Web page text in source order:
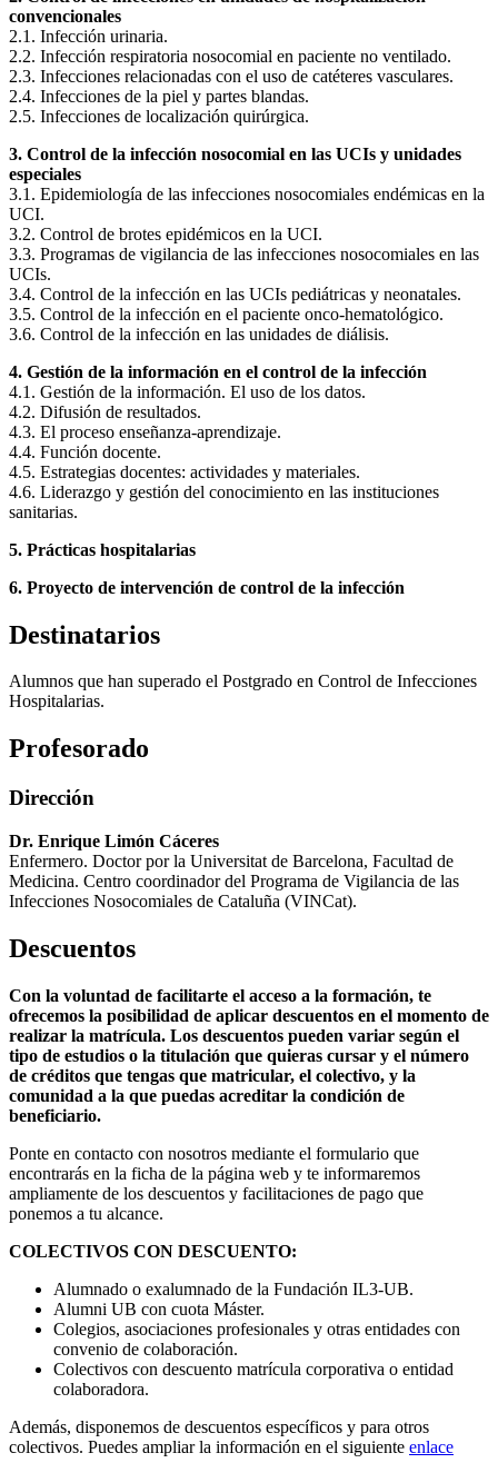
convencionales
2.1. Infección urinaria.
2.2. Infección respiratoria nosocomial en paciente no ventilado.
2.3. Infecciones relacionadas con el uso de catéteres vasculares.
2.4. Infecciones de la piel y partes blandas.
2.5. Infecciones de localización quirúrgica.
3. Control de la infección nosocomial en las UCIs y unidades
especiales
3.1. Epidemiología de las infecciones nosocomiales endémicas en la
UCI.
3.2. Control de brotes epidémicos en la UCI.
3.3. Programas de vigilancia de las infecciones nosocomiales en las
UCIs.
3.4. Control de la infección en las UCIs pediátricas y neonatales.
3.5. Control de la infección en el paciente onco-hematológico.
3.6. Control de la infección en las unidades de diálisis.
4. Gestión de la información en el control de la infección
4.1. Gestión de la información. El uso de los datos.
4.2. Difusión de resultados.
4.3. El proceso enseñanza-aprendizaje.
4.4. Función docente.
4.5. Estrategias docentes: actividades y materiales.
4.6. Liderazgo y gestión del conocimiento en las instituciones
sanitarias.
5. Prácticas hospitalarias
6. Proyecto de intervención de control de la infección
Destinatarios
Alumnos que han superado el Postgrado en Control de Infecciones
Hospitalarias.
Profesorado
Dirección
Dr. Enrique Limón Cáceres
Enfermero. Doctor por la Universitat de Barcelona, Facultad de
Medicina. Centro coordinador del Programa de Vigilancia de las
Infecciones Nosocomiales de Cataluña (VINCat).
Descuentos
Con la voluntad de facilitarte el acceso a la formación, te
ofrecemos la posibilidad de aplicar descuentos en el momento de
realizar la matrícula. Los descuentos pueden variar según el
tipo de estudios o la titulación que quieras cursar y el número
de créditos que tengas que matricular, el colectivo, y la
comunidad a la que puedas acreditar la condición de
beneficiario.
Ponte en contacto con nosotros mediante el formulario que
encontrarás en la ficha de la página web y te informaremos
ampliamente de los descuentos y facilitaciones de pago que
ponemos a tu alcance.
COLECTIVOS CON DESCUENTO:
Alumnado o exalumnado de la Fundación IL3-UB.
Alumni UB con cuota Máster.
Colegios, asociaciones profesionales y otras entidades con
convenio de colaboración.
Colectivos con descuento matrícula corporativa o entidad
colaboradora.
Además, disponemos de descuentos específicos y para otros
colectivos. Puedes ampliar la información en el siguiente enlace